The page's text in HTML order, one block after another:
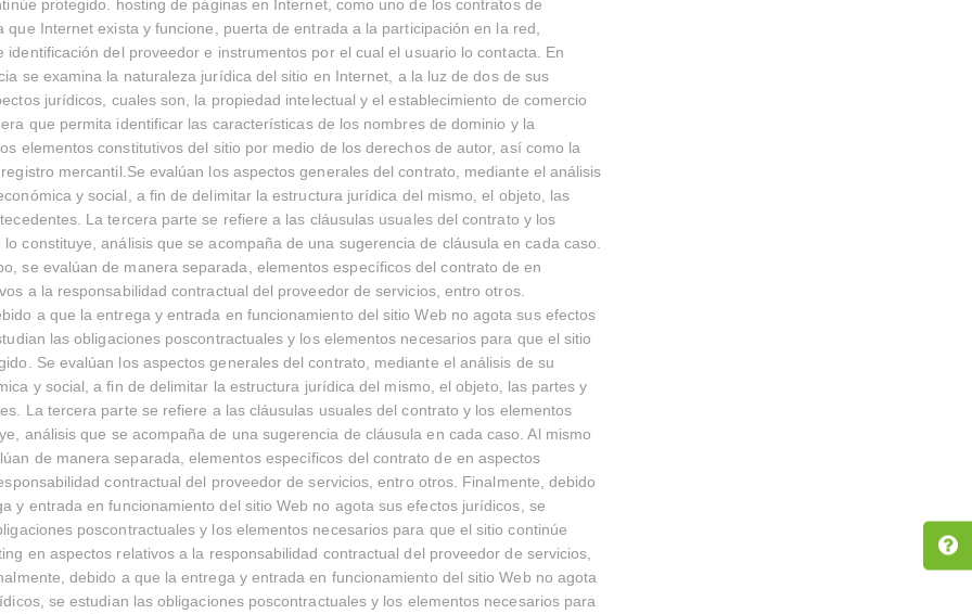
protegido. hosting de páginas en Internet, como uno de los contratos de
que Internet exista y funcione, puerta de entrada a la participación en la red,
identificación del proveedor e instrumentos por el cual el usuario lo contacta. En
se examina la naturaleza jurídica del sitio en Internet, a la luz de dos de sus
jurídicos, cuales son, la propiedad intelectual y el establecimiento de comercio
que permita identificar las características de los nombres de dominio y la
elementos constitutivos del sitio por medio de los derechos de autor, así como la
mercantil.Se evalúan los aspectos generales del contrato, mediante el análisis
y social, a fin de delimitar la estructura jurídica del mismo, el objeto, las
La tercera parte se refiere a las cláusulas usuales del contrato y los
constituye, análisis que se acompaña de una sugerencia de cláusula en cada caso.
se evalúan de manera separada, elementos específicos del contrato de en
a la responsabilidad contractual del proveedor de servicios, entro otros.
a que la entrega y entrada en funcionamiento del sitio Web no agota sus efectos
las obligaciones poscontractuales y los elementos necesarios para que el sitio
Se evalúan los aspectos generales del contrato, mediante el análisis de su
y social, a fin de delimitar la estructura jurídica del mismo, el objeto, las partes y
La tercera parte se refiere a las cláusulas usuales del contrato y los elementos
análisis que se acompaña de una sugerencia de cláusula en cada caso. Al mismo
de manera separada, elementos específicos del contrato de en aspectos
contractual del proveedor de servicios, entro otros. Finalmente, debido
y entrada en funcionamiento del sitio Web no agota sus efectos jurídicos, se
poscontractuales y los elementos necesarios para que el sitio continúe
en aspectos relativos a la responsabilidad contractual del proveedor de servicios,
debido a que la entrega y entrada en funcionamiento del sitio Web no agota
se estudian las obligaciones poscontractuales y los elementos necesarios para